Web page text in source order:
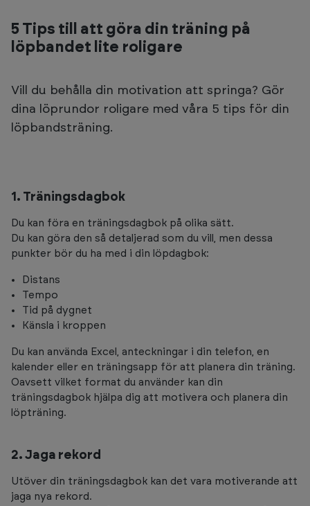
5 Tips till att göra din träning på
löpbandet lite roligare
Vill du behålla din motivation att springa? Gör
dina löprundor roligare med våra 5 tips för din
löpbandsträning.
1. Träningsdagbok
Du kan föra en träningsdagbok på olika sätt.
Du kan göra den så detaljerad som du vill, men dessa
punkter bör du ha med i din löpdagbok:
Distans
Tempo
Tid på dygnet
Känsla i kroppen
Du kan använda Excel, anteckningar i din telefon, en
kalender eller en träningsapp för att planera din träning.
Oavsett vilket format du använder kan din
träningsdagbok hjälpa dig att motivera och planera din
löpträning.
2. Jaga rekord
Utöver din träningsdagbok kan det vara motiverande att
jaga nya rekord.